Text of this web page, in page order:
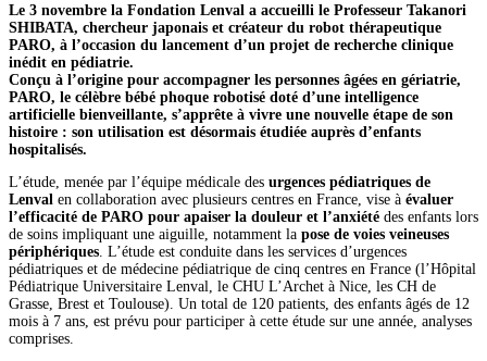
Le 3 novembre la Fondation Lenval a accueilli le Professeur Takanori
SHIBATA, chercheur japonais et créateur du robot thérapeutique
PARO, à l’occasion du lancement d’un projet de recherche clinique
inédit en pédiatrie.
Conçu à l’origine pour accompagner les personnes âgées en gériatrie,
PARO, le célèbre bébé phoque robotisé doté d’une intelligence
artificielle bienveillante, s’apprête à vivre une nouvelle étape de son
histoire : son utilisation est désormais étudiée auprès d’enfants
hospitalisés.
L’étude, menée par l’équipe médicale des urgences pédiatriques de
Lenval en collaboration avec plusieurs centres en France, vise à évaluer
l’efficacité de PARO pour apaiser la douleur et l’anxiété des enfants lors
de soins impliquant une aiguille, notamment la pose de voies veineuses
périphériques . L’étude est conduite dans les services d’urgences
pédiatriques et de médecine pédiatrique de cinq centres en France (l’Hôpital
Pédiatrique Universitaire Lenval, le CHU L’Archet à Nice, les CH de
Grasse, Brest et Toulouse). Un total de 120 patients, des enfants âgés de 12
mois à 7 ans, est prévu pour participer à cette étude sur une année, analyses
comprises.